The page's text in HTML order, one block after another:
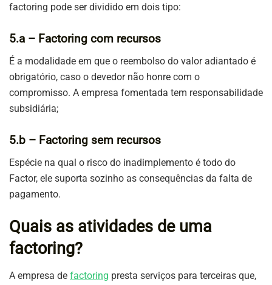
factoring pode ser dividido em dois tipo:
5.a – Factoring com recursos
É a modalidade em que o reembolso do valor adiantado é
obrigatório, caso o devedor não honre com o
compromisso. A empresa fomentada tem responsabilidade
subsidiária;
5.b – Factoring sem recursos
Espécie na qual o risco do inadimplemento é todo do
Factor, ele suporta sozinho as consequências da falta de
pagamento.
Quais as atividades de uma
factoring?
A empresa de factoring presta serviços para terceiras que,